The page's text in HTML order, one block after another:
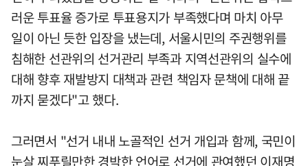
러운 투표율 증가로 투표용지가 부족했다며 마치 아무
일이 아닌 듯한 입장을 냈는데, 서울시민의 주권행위를
침해한 선관위의 선거관리 부족과 지역선관위의 실수에
대해 향후 재발방지 대책과 관련 책임자 문책에 대해 끝
까지 묻겠다"고 했다.
그러면서 "선거 내내 노골적인 선거 개입과 함께, 국민이
눈살 찌푸릴만한 경박한 언어로 선거에 관여했던 이재명